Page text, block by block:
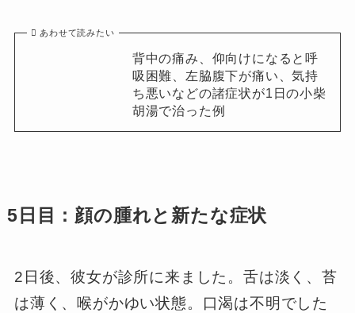
あわせて読みたい
背中の痛み、仰向けになると呼
吸困難、左脇腹下が痛い、気持
ち悪いなどの諸症状が1日の小柴
胡湯で治った例
5日目：顔の腫れと新たな症状
2日後、彼女が診所に来ました。舌は淡く、苔
は薄く、喉がかゆい状態。口渴は不明でした